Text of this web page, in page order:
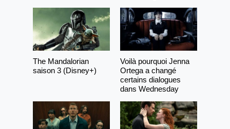
The Mandalorian
saison 3 (Disney+)
Voilà pourquoi Jenna
Ortega a changé
certains dialogues
dans Wednesday